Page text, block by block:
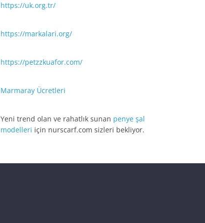
https://uk.org.tr/
https://markalari.org/
https://petzzkuafor.com/
Marmaray Ücretleri
Yeni trend olan ve rahatlık sunan penye şal
modelleri için nurscarf.com sizleri bekliyor.